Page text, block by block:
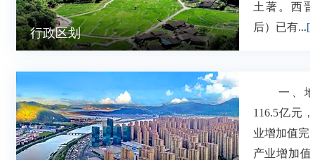
行政区划
土著。西
后）已有...
一、地
116.5亿元
业增加值
产业增加